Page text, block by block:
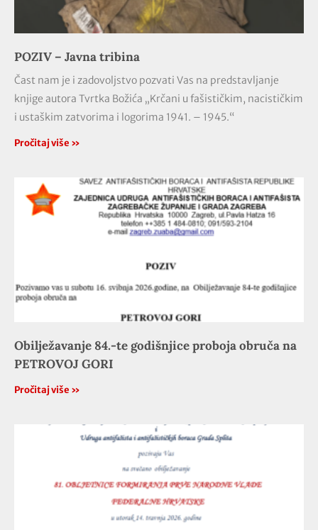
POZIV – Javna tribina
Čast nam je i zadovoljstvo pozvati Vas na predstavljanje
knjige autora Tvrtka Božića „Krčani u fašističkim, nacističkim
i ustaškim zatvorima i logorima 1941. – 1945.“
Pročitaj više »
Obilježavanje 84.-te godišnjice proboja obruča na
PETROVOJ GORI
Pročitaj više »